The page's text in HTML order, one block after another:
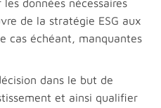
données nécessaires
de la stratégie ESG aux
cas échéant, manquantes
dans le but de
et ainsi qualifier